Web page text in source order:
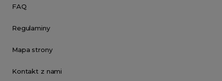
FAQ
Regulaminy
Mapa strony
Kontakt z nami